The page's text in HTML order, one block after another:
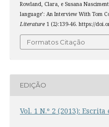
Rowland, Clara, e Susana
language’: An Interview With Tom
Literature1 (2):139-46. https://
Formatos Citação
EDIÇÃO
Vol. 1 N.º 2 (2013): Escrita